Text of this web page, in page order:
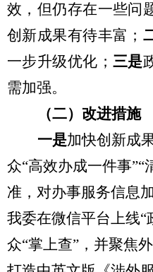
效，但仍存在一些问
创新成果有待丰富；
一步升级优化； 三是
需加强。
（二）改进措施
一是加快创新成
众“高效办成一件事”“
准，对办事服务信息
我委在微信平台上线“
众“掌上查” ，并聚焦